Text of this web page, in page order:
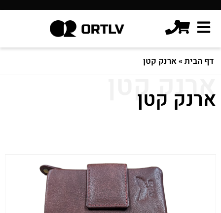
דף הבית»ארנק קטן
ארנק קטן
ארנק קטן